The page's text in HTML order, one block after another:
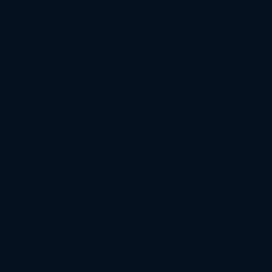
護
て効果的な保護を実現し、インターネットのプライバシー